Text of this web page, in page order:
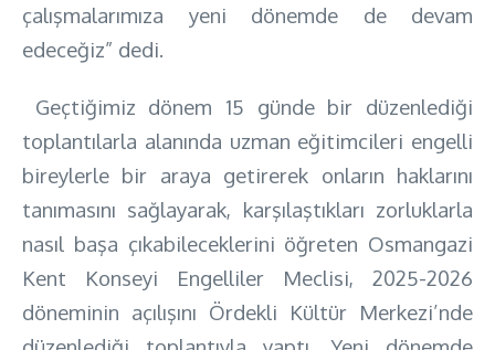
çalışmalarımıza yeni dönemde de devam
edeceğiz” dedi.
Geçtiğimiz dönem 15 günde bir düzenlediği
toplantılarla alanında uzman eğitimcileri engelli
bireylerle bir araya getirerek onların haklarını
tanımasını sağlayarak, karşılaştıkları zorluklarla
nasıl başa çıkabileceklerini öğreten Osmangazi
Kent Konseyi Engelliler Meclisi, 2025-2026
döneminin açılışını Ördekli Kültür Merkezi’nde